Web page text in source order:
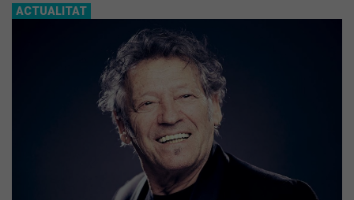
ACTUALITAT